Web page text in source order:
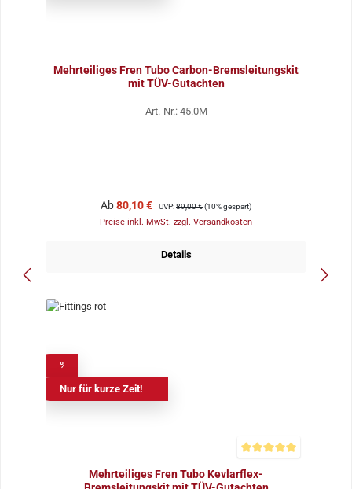
Mehrteiliges Fren Tubo Carbon-Bremsleitungskit
mit TÜV-Gutachten
Art.-Nr.: 45.0M
Verkaufspreis:
Ab80,10 € Regulärer Preis:
UVP:89,00 €(10% gespart)
Preise inkl. MwSt. zzgl. Versandkosten
Details
Nur für kurze Zeit!
Mehrteiliges Fren Tubo Kevlarflex-